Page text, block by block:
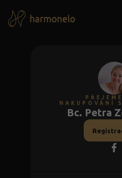
NAKUPOVÁNÍ
Bc. Petra